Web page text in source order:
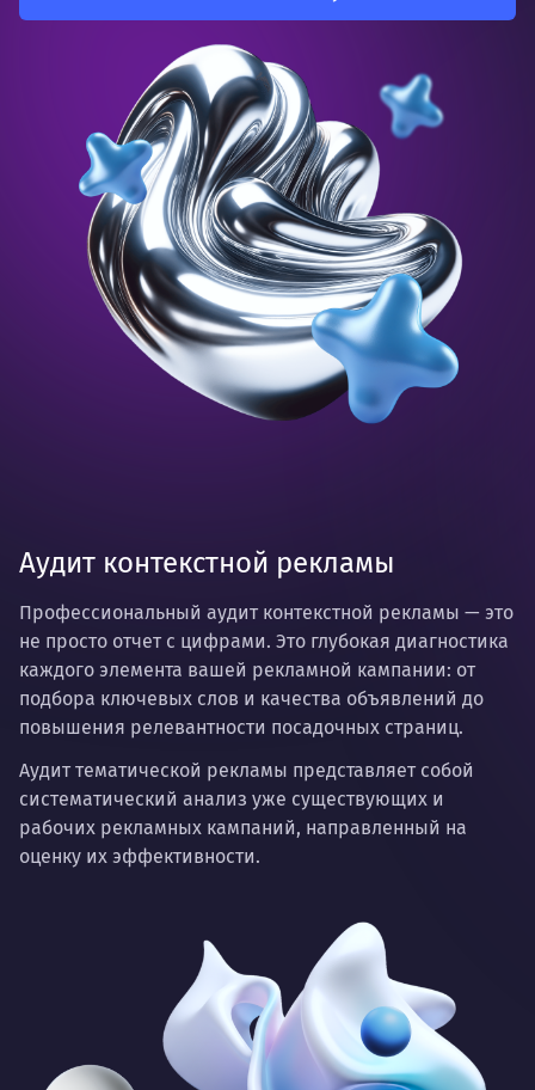
Аудит контекстной рекламы
Профессиональный аудит контекстной рекламы — это
не просто отчет с цифрами. Это глубокая диагностика
каждого элемента вашей рекламной кампании: от
подбора ключевых слов и качества объявлений до
повышения релевантности посадочных страниц.
Аудит тематической рекламы представляет собой
систематический анализ уже существующих и
рабочих рекламных кампаний, направленный на
оценку их эффективности.